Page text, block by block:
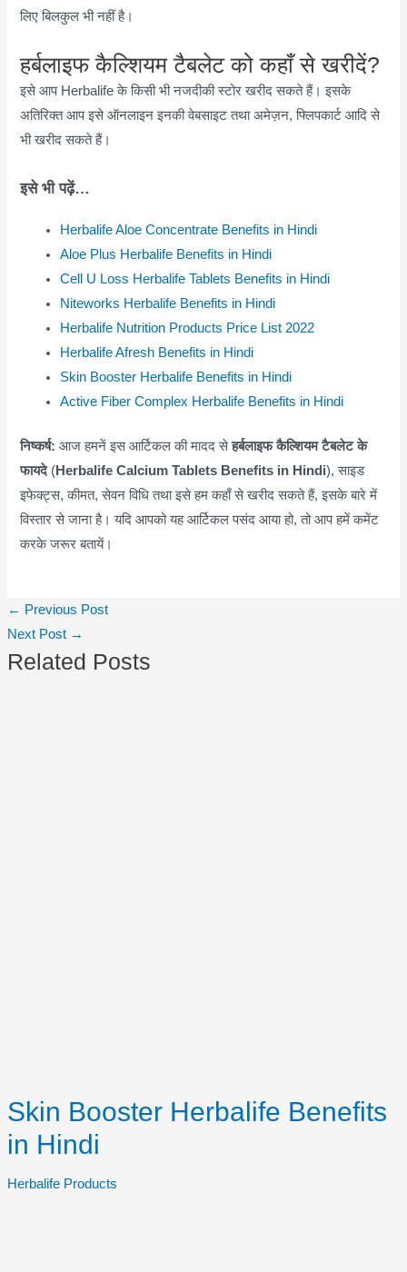
लिए बिलकुल भी नहीं है।
हर्बलाइफ कैल्शियम टैबलेट को कहाँ से खरीदें?
इसे आप Herbalife के किसी भी नजदीकी स्टोर खरीद सकते हैं। इसके
अतिरिक्त आप इसे ऑनलाइन इनकी वेबसाइट तथा अमेज़न, फ्लिपकार्ट आदि से
भी खरीद सकते हैं।
इसे भी पढ़ें…
Herbalife Aloe Concentrate Benefits in Hindi
Aloe Plus Herbalife Benefits in Hindi
Cell U Loss Herbalife Tablets Benefits in Hindi
Niteworks Herbalife Benefits in Hindi
Herbalife Nutrition Products Price List 2022
Herbalife Afresh Benefits in Hindi
Skin Booster Herbalife Benefits in Hindi
Active Fiber Complex Herbalife Benefits in Hindi
निष्कर्ष: आज हमनें इस आर्टिकल की मादद सेहर्बलाइफ कैल्शियम टैबलेट के
फायदे(Herbalife Calcium Tablets Benefits in Hindi), साइड
इफेक्ट्स, कीमत, सेवन विधि तथा इसे हम कहाँ से खरीद सकते हैं, इसके बारे में
विस्तार से जाना है। यदि आपको यह आर्टिकल पसंद आया हो, तो आप हमें कमेंट
करके जरूर बतायें।
Post
navigation
← Previous Post
Next Post →
Related Posts
Skin Booster Herbalife Benefits
in Hindi
Herbalife Products